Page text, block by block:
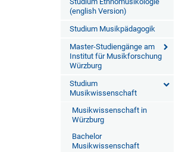
(english Version)
Studium Musikpädagogik
Master-Studiengänge am
Institut für Musikforschung
Würzburg
Studium
Musikwissenschaft
Musikwissenschaft in
Würzburg
Bachelor
Musikwissenschaft